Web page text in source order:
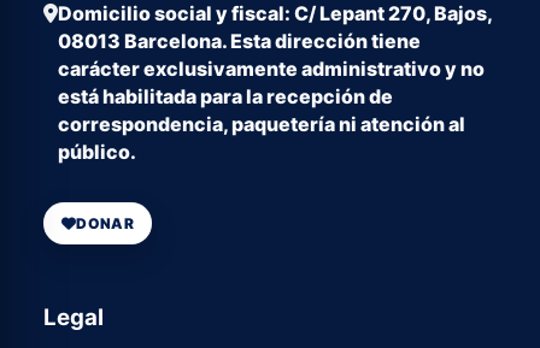
Domicilio social y fiscal: C/ Lepant 270, Bajos,
08013 Barcelona. Esta dirección tiene
carácter exclusivamente administrativo y no
está habilitada para la recepción de
correspondencia, paquetería ni atención al
público.
DONAR
Legal